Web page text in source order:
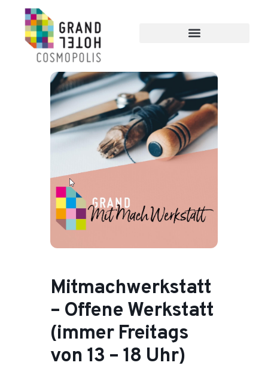
Mitmachwerkstatt
– Offene Werkstatt
(immer Freitags
von 13 – 18 Uhr)